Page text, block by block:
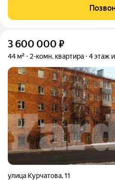
доступности остановки
школа, детский сад! ВАЖНО!
3 600 000 ₽
44 м² 2-комн. квартира 4 этаж
улица Курчатова,11